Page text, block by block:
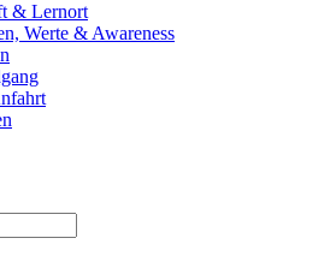
& Lernort
Werte & Awareness